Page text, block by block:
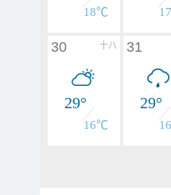
18℃
十八
30
29°
16℃
31
29°